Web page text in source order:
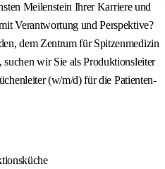
Meilenstein Ihrer Karriere und
Verantwortung und Perspektive?
dem Zentrum für Spitzenmedizin
wir Sie als Produktionsleiter
(w/m/d) für die Patienten-